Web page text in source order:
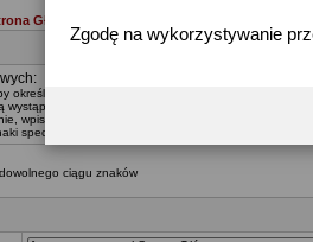
Zgodę na wykorzystywanie
Główna
określać, które słowa muszą znaleźć się w wynikach,
wystąpić. Znak * zastępuje dowolny ciąg znaków.
wpisz je pomiędzy
specialne, za wyjątkiem:
ciągu znaków